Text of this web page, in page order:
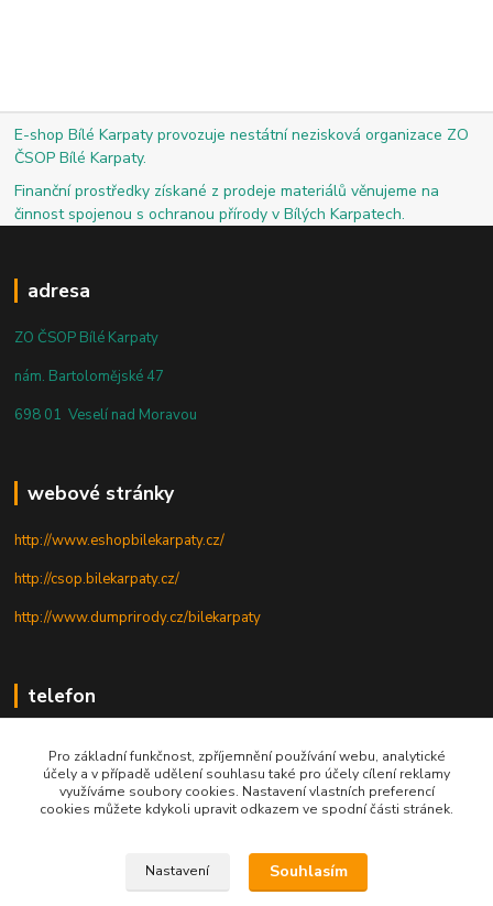
E-shop Bílé Karpaty provozuje nestátní nezisková organizace ZO
ČSOP Bílé Karpaty.
Finanční prostředky získané z prodeje materiálů věnujeme na
činnost spojenou s ochranou přírody v Bílých Karpatech.
adresa
ZO ČSOP Bílé Karpaty
nám. Bartolomějské 47
698 01 Veselí nad Moravou
webové stránky
http://www.eshopbilekarpaty.cz/
http://csop.bilekarpaty.cz/
http://www.dumprirody.cz/bilekarpaty
telefon
+420 727 880 789
PO - PÁ: 9 - 17
Pro základní funkčnost, zpříjemnění používání webu, analytické
účely a v případě udělení souhlasu také pro účely cílení reklamy
využíváme soubory cookies. Nastavení vlastních preferencí
cookies můžete kdykoli upravit odkazem ve spodní části stránek.
Nastavení Souhlasím